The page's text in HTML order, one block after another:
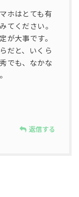
ホはとても有
てください。
が大事です。
だと、いくら
でも、なかな
返信する